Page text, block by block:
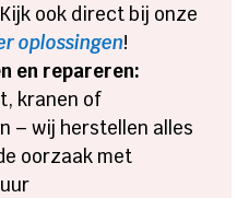
ook direct bij onze
oplossingen!
en repareren:
kranen of
– wij herstellen alles
oorzaak met